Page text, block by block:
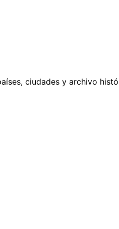
ciudades y archivo